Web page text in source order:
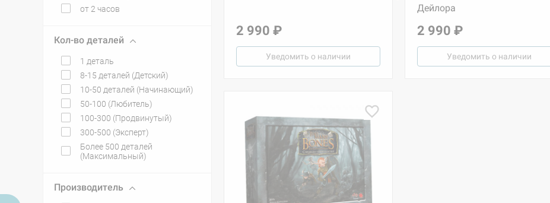
от 2 часов
Кол-во деталей
1 деталь
8-15 деталей (Детский)
10-50 деталей (Начинающий)
50-100 (Любитель)
100-300 (Продвинутый)
300-500 (Эксперт)
Более 500 деталей
(Максимальный)
Производитель
2 990 ₽
Уведомить о наличии
Дейлора
2 990 ₽
Уведомить о наличии